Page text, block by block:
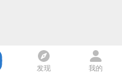
发现 我的